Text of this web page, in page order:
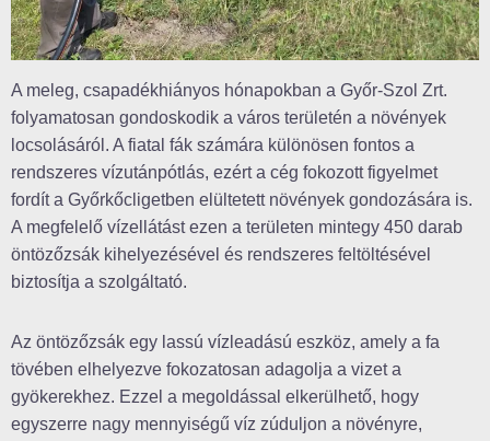
A meleg, csapadékhiányos hónapokban a Győr-Szol Zrt.
folyamatosan gondoskodik a város területén a növények
locsolásáról. A fiatal fák számára különösen fontos a
rendszeres vízutánpótlás, ezért a cég fokozott figyelmet
fordít a Győrkőcligetben elültetett növények gondozására is.
A megfelelő vízellátást ezen a területen mintegy 450 darab
öntözőzsák kihelyezésével és rendszeres feltöltésével
biztosítja a szolgáltató.
Az öntözőzsák egy lassú vízleadású eszköz, amely a fa
tövében elhelyezve fokozatosan adagolja a vizet a
gyökerekhez. Ezzel a megoldással elkerülhető, hogy
egyszerre nagy mennyiségű víz zúduljon a növényre,